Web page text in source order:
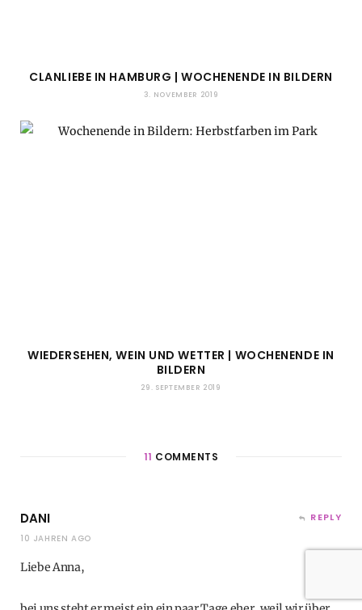
CLANLIEBE IN HAMBURG | WOCHENENDE IN BILDERN
3. NOVEMBER 2019
WIEDERSEHEN, WEIN UND WETTER | WOCHENENDE IN
BILDERN
29. SEPTEMBER 2019
11 COMMENTS
DANI
10 JAHREN AGO
REPLY
Liebe Anna,